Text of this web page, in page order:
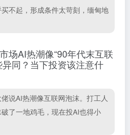
不起，形成条件太苛刻，缅甸地
场AI热潮像“90年代末互联
同？当下投资该注意什
说AI热潮像互联网泡沫。打工人
了一地鸡毛，现在投AI也得小